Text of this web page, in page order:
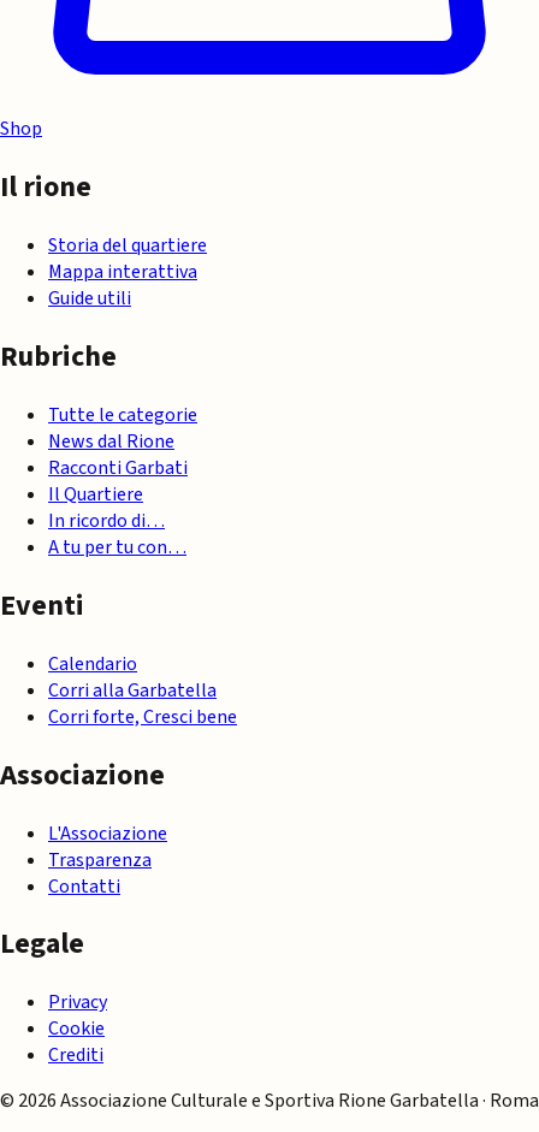
Shop
Il rione
Storia del quartiere
Mappa interattiva
Guide utili
Rubriche
Tutte le categorie
News dal Rione
Racconti Garbati
Il Quartiere
In ricordo di…
A tu per tu con…
Eventi
Calendario
Corri alla Garbatella
Corri forte, Cresci bene
Associazione
L'Associazione
Trasparenza
Contatti
Legale
Privacy
Cookie
Crediti
© 2026 Associazione Culturale e Sportiva Rione Garbatella · Roma